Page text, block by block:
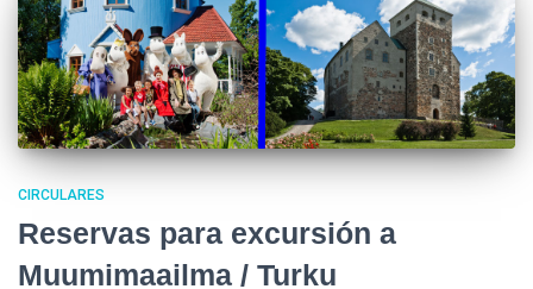
CIRCULARES
Reservas para excursión a
Muumimaailma / Turku